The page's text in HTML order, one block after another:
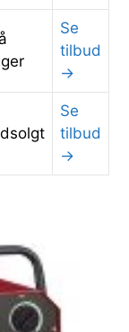
Se
tilbud
→
Se
tilbud
→